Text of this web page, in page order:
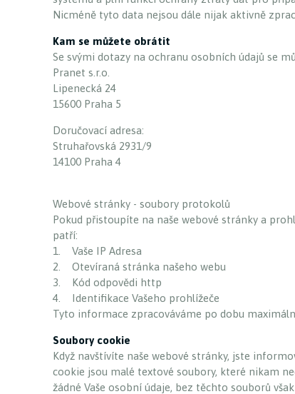
Nicméně tyto data nejsou dále nijak aktivně
Kam se můžete obrátit
Se svými dotazy na ochranu osobních údajů se
Pranet s.r.o.
Lipenecká 24
15600 Praha 5
Doručovací adresa:
Struhařovská 2931/9
14100 Praha 4
Webové stránky - soubory protokolů
Pokud přistoupíte na naše webové stránky a
patří:
1. Vaše IP Adresa
2. Otevíraná stránka našeho webu
3. Kód odpovědi http
4. Identifikace Vašeho prohlížeče
Tyto informace zpracováváme po dobu
Soubory cookie
Když navštívíte naše webové stránky, jste
cookie jsou malé textové soubory, které nikam
žádné Vaše osobní údaje, bez těchto souborů